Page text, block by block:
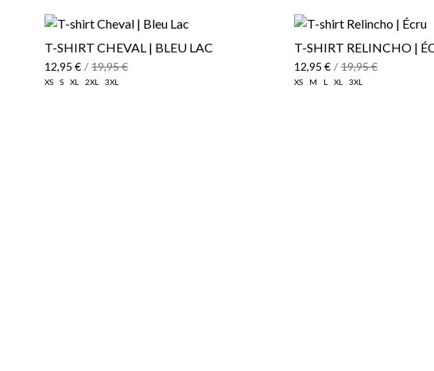
T-SHIRT CHEVAL | BLEU LAC
12,95 € / 19,95 €
XS S XL 2XL 3XL
T-SHIRT RELINCHO |
12,95 € / 19,95 €
XS M L XL 3XL